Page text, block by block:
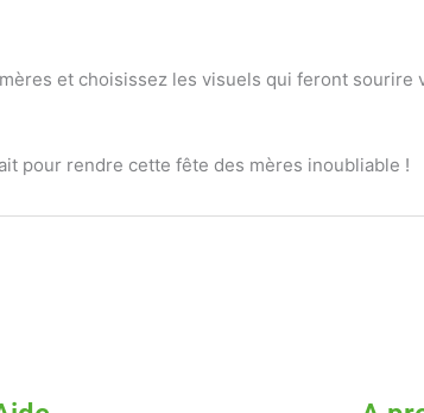
et choisissez les visuels qui feront
pour rendre cette fête des mères inoubliable !